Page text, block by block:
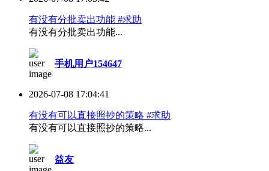
有没有分批卖出功能 #求助
有没有分批卖出功能...
手机用户154647
2026-07-08 17:04:41
有没有可以直接照抄的策略 #求助
有没有可以直接照抄的策略...
益友